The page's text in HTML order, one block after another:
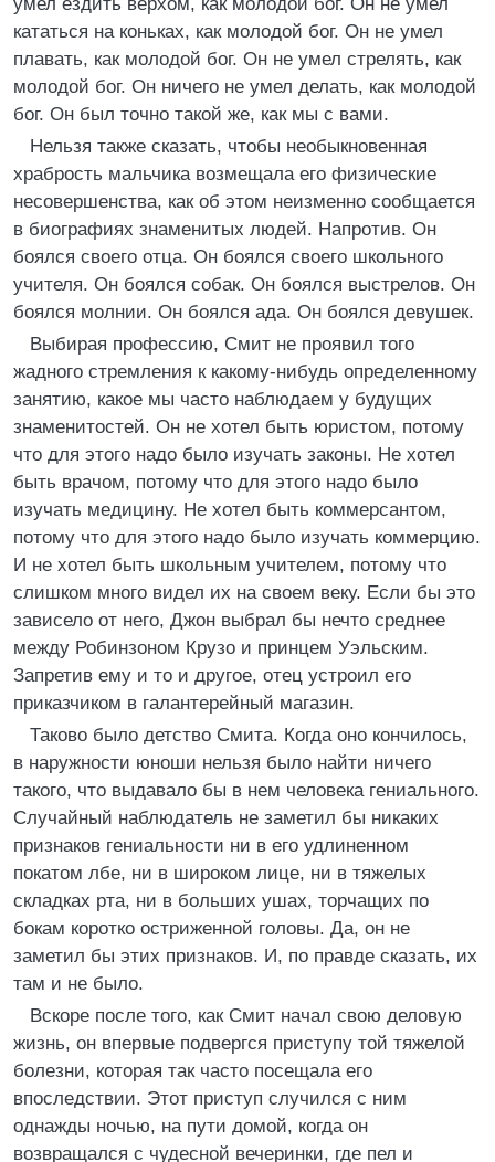
кататься на коньках, как молодой бог. Он не умел
плавать, как молодой бог. Он не умел стрелять, как
молодой бог. Он ничего не умел делать, как молодой
бог. Он был точно такой же, как мы с вами.
Нельзя также сказать, чтобы необыкновенная
храбрость мальчика возмещала его физические
несовершенства, как об этом неизменно сообщается
в биографиях знаменитых людей. Напротив. Он
боялся своего отца. Он боялся своего школьного
учителя. Он боялся собак. Он боялся выстрелов. Он
боялся молнии. Он боялся ада. Он боялся девушек.
Выбирая профессию, Смит не проявил того
жадного стремления к какому-нибудь определенному
занятию, какое мы часто наблюдаем у будущих
знаменитостей. Он не хотел быть юристом, потому
что для этого надо было изучать законы. Не хотел
быть врачом, потому что для этого надо было
изучать медицину. Не хотел быть коммерсантом,
потому что для этого надо было изучать коммерцию.
И не хотел быть школьным учителем, потому что
слишком много видел их на своем веку. Если бы это
зависело от него, Джон выбрал бы нечто среднее
между Робинзоном Крузо и принцем Уэльским.
Запретив ему и то и другое, отец устроил его
приказчиком в галантерейный магазин.
Таково было детство Смита. Когда оно кончилось,
в наружности юноши нельзя было найти ничего
такого, что выдавало бы в нем человека гениального.
Случайный наблюдатель не заметил бы никаких
признаков гениальности ни в его удлиненном
покатом лбе, ни в широком лице, ни в тяжелых
складках рта, ни в больших ушах, торчащих по
бокам коротко остриженной головы. Да, он не
заметил бы этих признаков. И, по правде сказать, их
там и не было.
Вскоре после того, как Смит начал свою деловую
жизнь, он впервые подвергся приступу той тяжелой
болезни, которая так часто посещала его
впоследствии. Этот приступ случился с ним
однажды ночью, на пути домой, когда он
возвращался с чудесной вечеринки, где пел и